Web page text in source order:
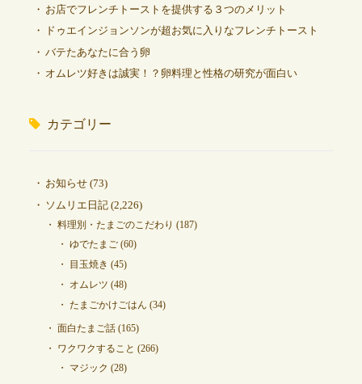
お店でフレンチトーストを提供する３つのメリット
ドゥエインジョンソンが超お気に入りなフレンチトースト
バテたあなたに合う卵
オムレツ好きは誠実！？卵料理と性格の研究が面白い
カテゴリー
お知らせ(73)
ソムリエ日記(2,226)
料理別・たまごのこだわり (187)
ゆでたまご(60)
目玉焼き (45)
オムレツ (48)
たまごかけごはん (34)
面白たまご話(165)
ワクワクすること (266)
マジック (28)